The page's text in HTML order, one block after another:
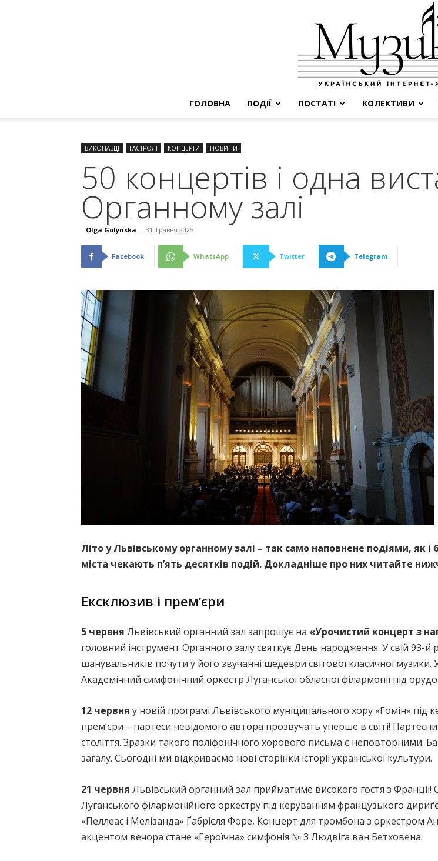
ГОЛОВНА ПОДІЇ ПОСТАТІ КОЛЕКТИВИ
ВИКОНАВЦІ ГАСТРОЛІ КОНЦЕРТИ НОВИНИ
50 концертів і одна
Органному залі
Olga Golynska - 31 Травня 2025
Facebook WhatsApp Twitter Telegram
Літо у Львівському органному залі – так само наповнене подіями, як і
міста чекають пʼять десятків подій. Докладніше про них читайте
Ексклюзив і премʼєри
5 червня Львівський органний зал запрошує на «Урочистий концерт з
головний інструмент Органного залу святкує День народження. У свій 93-
шанувальників почути у його звучанні шедеври світової класичної музики.
Академічний симфонічний оркестр Луганської обласної філармонії під
12 червня у новій програмі Львівського муніципального хору «Гомін»
прем’єри – партеси невідомого автора прозвучать уперше в світі!
століття. Зразки такого поліфонічного хорового письма є неповторними.
загалу. Сьогодні ми відкриваємо нові сторінки історії української культури.
21 червня Львівський органний зал прийматиме високого гостя з Франції!
Луганського філармонійного оркестру під керуванням французького
«Пеллеас і Мелізанда» Ґабрієля Форе, Концерт для тромбона з оркестром
акцентом вечора стане «Героїчна» симфонія № 3 Людвіга ван Бетховена.